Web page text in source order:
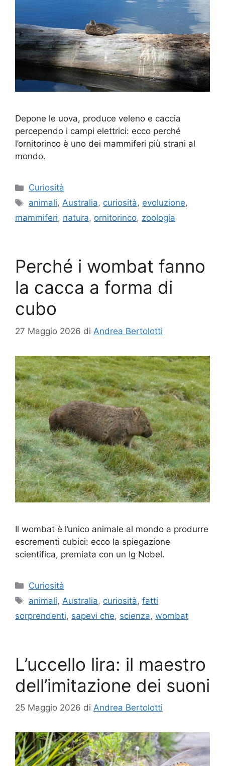
Depone le uova, produce veleno e caccia
percependo i campi elettrici: ecco perché
l’ornitorinco è uno dei mammiferi più strani al
mondo.
Categorie
Curiosità
Tag
animali,Australia, curiosità, evoluzione,
mammiferi, natura, ornitorinco, zoologia
Perché i wombat fanno
la cacca a forma di
cubo
27 Maggio 2026 di Andrea Bertolotti
Il wombat è l’unico animale al mondo a produrre
escrementi cubici: ecco la spiegazione
scientifica, premiata con un Ig Nobel.
Categorie
Curiosità
Tag
animali, Australia, curiosità,fatti
sorprendenti, sapevi che, scienza, wombat
L’uccello lira: il maestro
dell’imitazione dei suoni
25 Maggio 2026 di Andrea Bertolotti